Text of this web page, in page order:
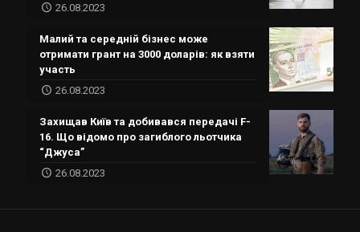
26.08.2023
Малий та середній бізнес може
отримати грант на 3000 доларів: як взяти
участь
26.08.2023
Захищав Київ та добивався передачі F-
16. Що відомо про загиблого льотчика
“Джуса”
26.08.2023